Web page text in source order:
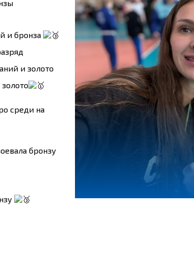
и бронза
и золото
среди на
бронзу